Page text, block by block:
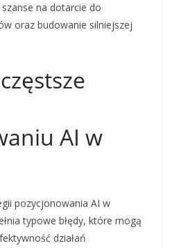
na dotarcie do
oraz budowanie silniejszej
AI w
pozycjonowania AI w
typowe błędy, które mogą
działań